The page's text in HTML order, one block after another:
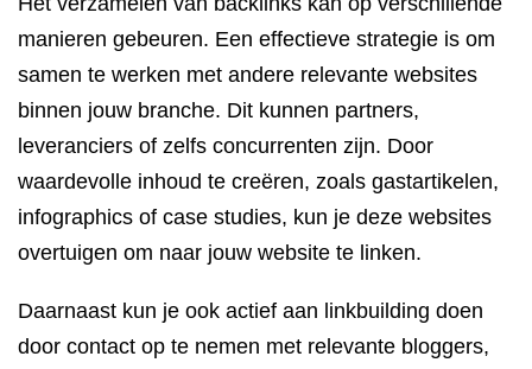
manieren gebeuren. Een effectieve strategie is om
samen te werken met andere relevante websites
binnen jouw branche. Dit kunnen partners,
leveranciers of zelfs concurrenten zijn. Door
waardevolle inhoud te creëren, zoals gastartikelen,
infographics of case studies, kun je deze websites
overtuigen om naar jouw website te linken.
Daarnaast kun je ook actief aan linkbuilding doen
door contact op te nemen met relevante bloggers,